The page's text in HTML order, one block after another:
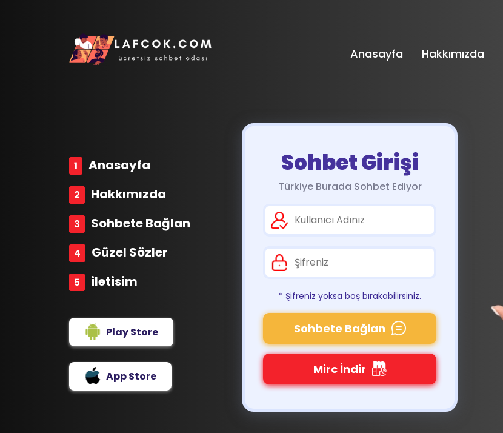
Anasayfa Hakkımızda
Anasayfa
Hakkımızda
Sohbete Bağlan
Güzel Sözler
iletisim
Play Store
App Store
Sohbet Girişi
Türkiye Burada Sohbet Ediyor
* Şifreniz yoksa boş bırakabilirsiniz.
Sohbete Bağlan
Mirc İndir